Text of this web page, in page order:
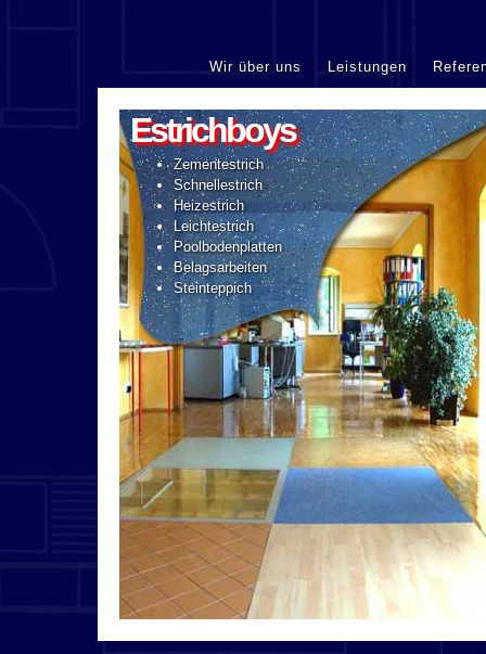
Leistungen
Wir über uns
Estrichboys
Zementestrich
Schnellestrich
Heizestrich
Leichtestrich
Poolbodenplatten
Belagsarbeiten
Steinteppich